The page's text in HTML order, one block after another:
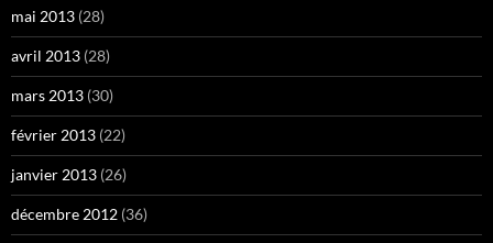
mai 2013 (28)
avril 2013 (28)
mars 2013 (30)
février 2013 (22)
janvier 2013 (26)
décembre 2012 (36)